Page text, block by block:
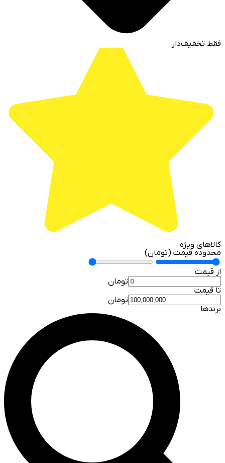
فقط تخفیف‌دار
کالاهای ویژه
محدوده قیمت (تومان)
از قیمت
تومان
تا قیمت
تومان
برندها